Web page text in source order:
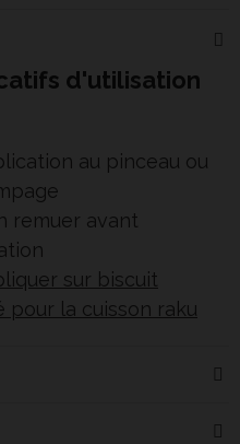
d'utilisation
au pinceau ou
remuer avant
sur biscuit
pour la cuisson raku